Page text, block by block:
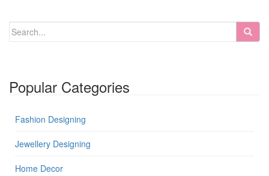
Popular Categories
Fashion Designing
Jewellery Designing
Home Decor